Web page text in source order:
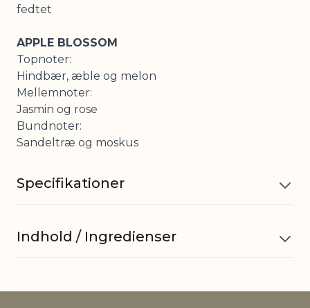
fedtet
APPLE BLOSSOM
Topnoter:
Hindbær, æble og melon
Mellemnoter:
Jasmin og rose
Bundnoter:
Sandeltræ og moskus
Specifikationer
HOLDBARHED 12 mdr. efter åbning.
information
Indhold / Ingredienser